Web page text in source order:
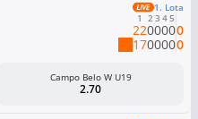
1. Lota
1
22
17
2
0
0
3
0
0
4
0
0
5
0
0
0
0
Campo Belo W U19
2.70